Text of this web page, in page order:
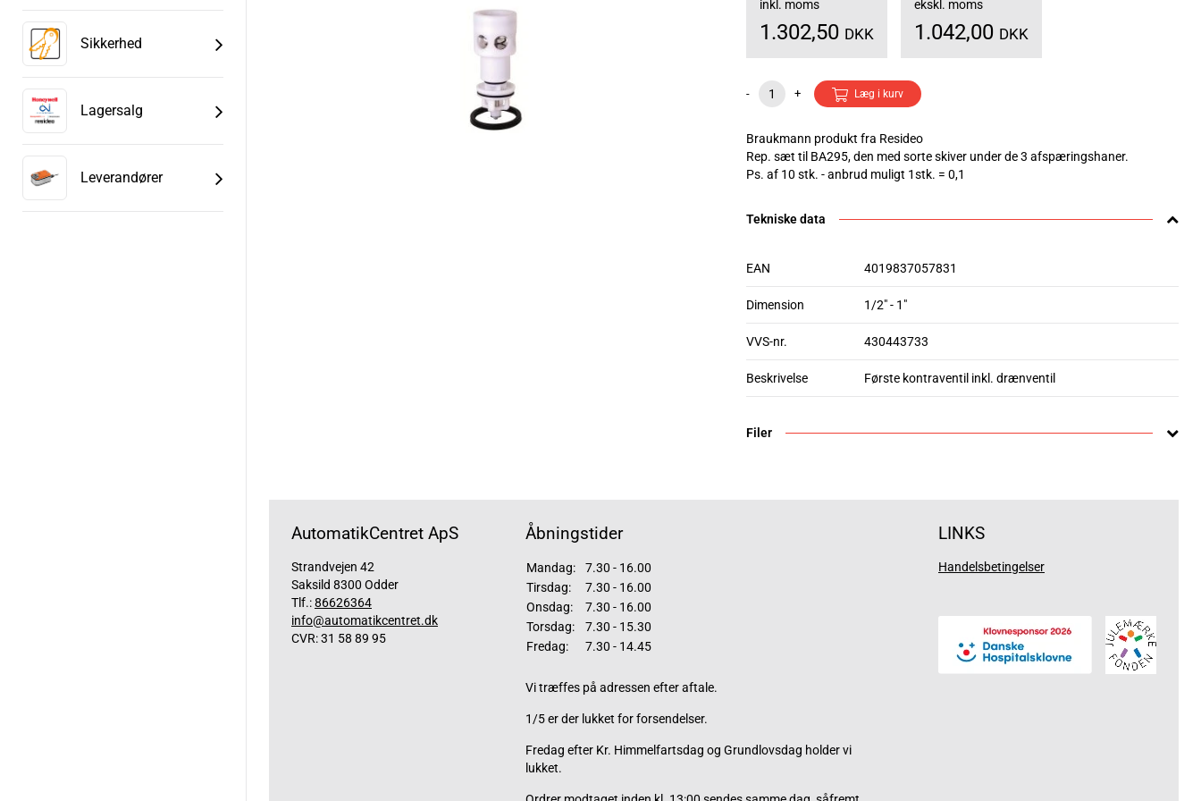
Sikkerhed
Lagersalg
Leverandører
inkl. moms
1.302,50 DKK
ekskl. moms
1.042,00 DKK
- + Læg i kurv
Braukmann produkt fra Resideo
Rep. sæt til BA295, den med sorte skiver under de 3 afspæringshaner.
Ps. af 10 stk. - anbrud muligt 1stk. = 0,1
Tekniske data
EAN 4019837057831
Dimension 1/2" - 1"
VVS-nr. 430443733
Beskrivelse Første kontraventil inkl. drænventil
Filer
AutomatikCentret ApS
Strandvejen 42
Saksild 8300 Odder
Tlf.:86626364
info@automatikcentret.dk
CVR: 31 58 89 95
Åbningstider
Mandag:
7.30 - 16.00
Tirsdag:
7.30 - 16.00
Onsdag:
7.30 - 16.00
Torsdag:
7.30 - 15.30
Fredag:
7.30 - 14.45
Vi træffes på adressen efter aftale.
1/5 er der lukket for forsendelser.
Fredag efter Kr. Himmelfartsdag og Grundlovsdag holder vi
lukket.
LINKS
Handelsbetingelser